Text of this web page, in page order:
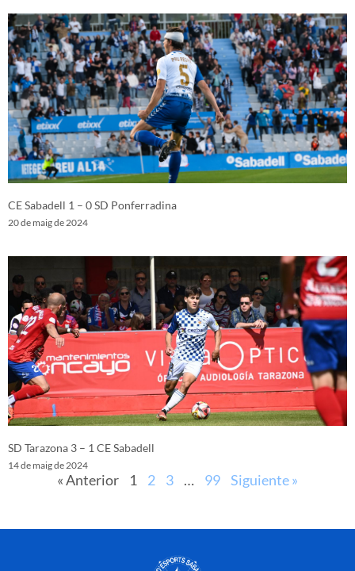
CE Sabadell 1 – 0 SD Ponferradina
20 de maig de 2024
SD Tarazona 3 – 1 CE Sabadell
14 de maig de 2024
« Anterior 1 2 3 … 99 Siguiente »